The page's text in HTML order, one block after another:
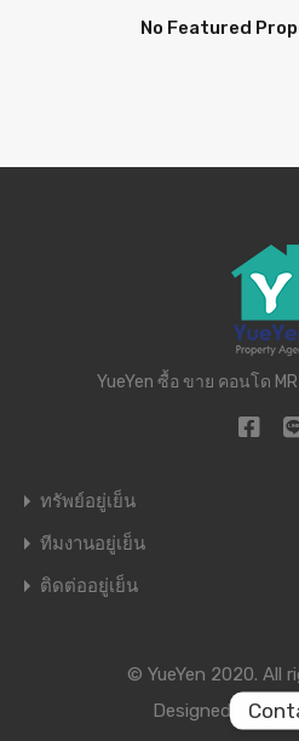
No Featured
YueYen ซื้อ ขาย คอนโด
ทรัพย์อยู่เย็น
ทีมงานอยู่เย็น
ติดต่ออยู่เย็น
© YueYen 2020. All
Designed by